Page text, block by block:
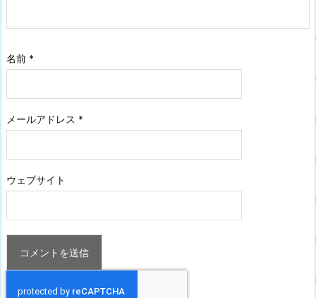
名前 *
メールアドレス *
ウェブサイト